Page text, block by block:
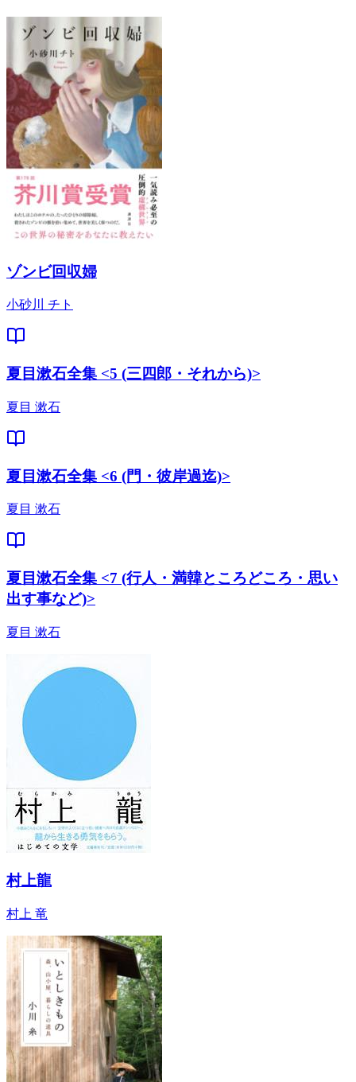
ゾンビ回収婦
小砂川 チト
夏目漱石全集 <5 (三四郎・それから)>
夏目 漱石
夏目漱石全集 <6 (門・彼岸過迄)>
夏目 漱石
夏目漱石全集 <7 (行人・満韓ところどころ・思い
出す事など)>
夏目 漱石
村上龍
村上 竜